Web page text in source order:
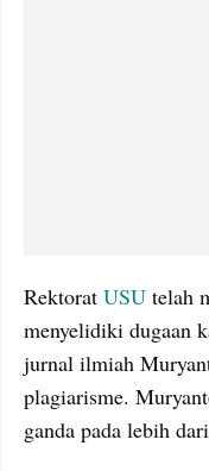
Rektorat USU telah
menyelidiki dugaan
jurnal ilmiah
plagiarisme.
ganda pada lebih